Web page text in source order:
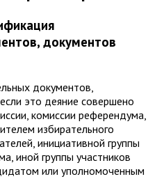
документов
документов,
это деяние совершено
комиссии референдума,
избирательного
инициативной группы
иной группы участников
или уполномоченным